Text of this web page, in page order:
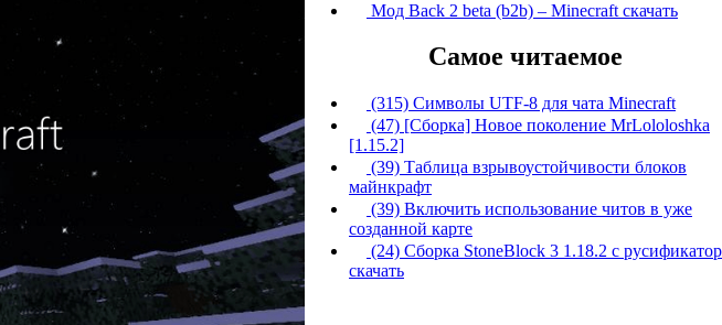
Мод Back 2 beta (b2b) – Minecraft скачать
Самое читаемое
(315) Символы UTF-8 для чата Minecraft
(47) [Сборка] Новое поколение MrLololoshka
[1.15.2]
(39) Таблица взрывоустойчивости блоков
майнкрафт
(39) Включить использование читов в уже
созданной карте
(24) Сборка StoneBlock 3 1.18.2 с
скачать